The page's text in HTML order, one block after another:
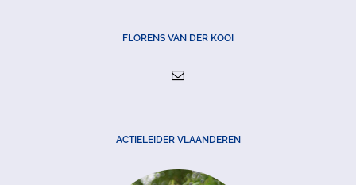
FLORENS VAN DER KOOI
ACTIELEIDER VLAANDEREN